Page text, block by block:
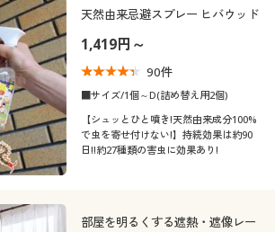
天然由来忌避スプレー ヒバウッド
1,419円～
90件
■サイズ/1個～D(詰め替え用2個)
【シュッとひと噴き!天然由来成分100%
で虫を寄せ付けない!】持続効果は約90
日!!約27種類の害虫に効果あり!
部屋を明るくする遮熱・遮像レー